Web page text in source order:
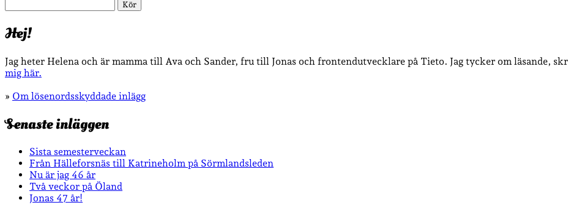
Hej!
Jag heter Helena och är mamma till Ava och Sander, fru till Jonas och frontendutvecklare på Tieto. Jag tycker om läsande,
mig här.
» Om lösenordsskyddade inlägg
Senaste inläggen
Sista semesterveckan
Från Hälleforsnäs till Katrineholm på Sörmlandsleden
Nu är jag 46 år
Två veckor på Öland
Jonas 47 år!